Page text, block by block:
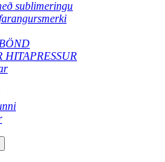
sublimeringu
HITAPRESSUR